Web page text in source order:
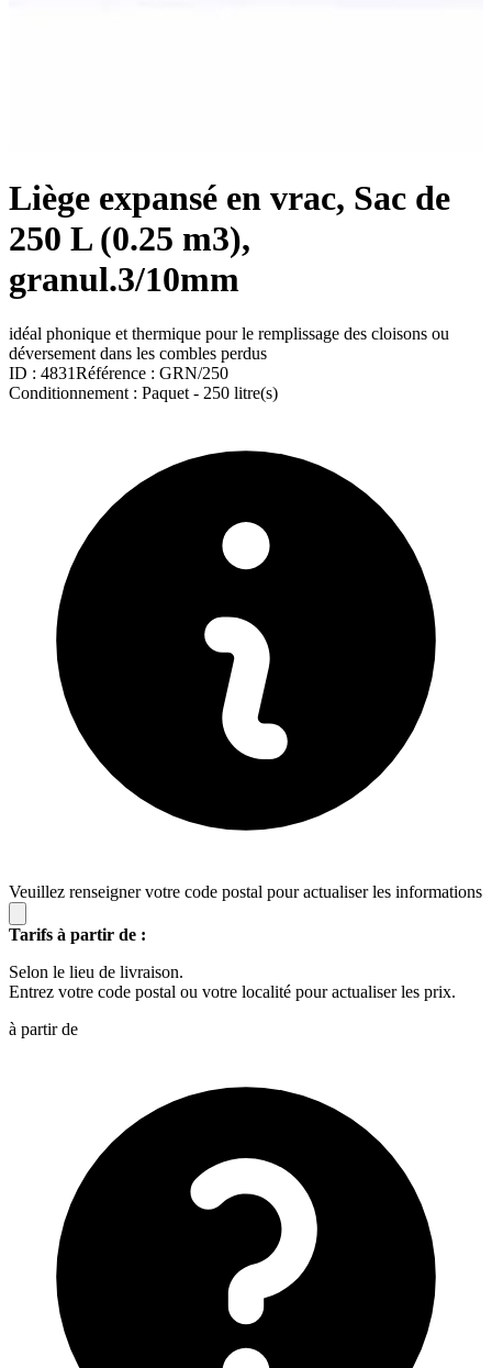
Liège expansé en vrac, Sac de
250 L (0.25 m3),
granul.3/10mm
idéal phonique et thermique pour le remplissage des cloisons ou
déversement dans les combles perdus
ID : 4831Référence : GRN/250
Conditionnement : Paquet - 250 litre(s)
Veuillez renseigner votre code postal pour actualiser les informations
Tarifs à partir de :
Selon le lieu de livraison.
Entrez votre code postal ou votre localité pour actualiser les prix.
à partir de